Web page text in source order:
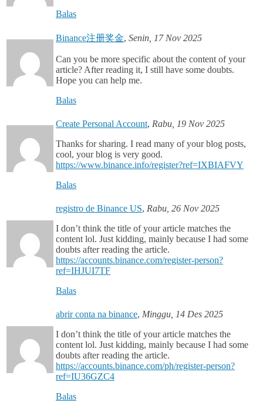
Balas
Binance注册奖金, Senin, 17 Nov 2025
Can you be more specific about the content of your
article? After reading it, I still have some doubts.
Hope you can help me.
Balas
Create Personal Account, Rabu, 19 Nov 2025
Thanks for sharing. I read many of your blog posts,
cool, your blog is very good.
https://www.binance.info/register?ref=IXBIAFVY
Balas
registro de Binance US, Rabu, 26 Nov 2025
I don’t think the title of your article matches the
content lol. Just kidding, mainly because I had some
doubts after reading the article.
https://accounts.binance.com/register-person?
ref=IHJUI7TF
Balas
abrir conta na binance, Minggu, 14 Des 2025
I don’t think the title of your article matches the
content lol. Just kidding, mainly because I had some
doubts after reading the article.
https://accounts.binance.com/ph/register-person?
ref=IU36GZC4
Balas